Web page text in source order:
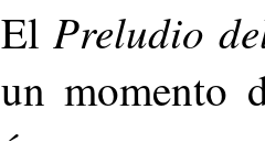
ElPreludio
un momento